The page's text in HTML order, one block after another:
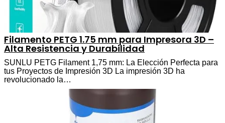
Filamento PETG 1.75 mm para Impresora 3D –
Alta Resistencia y Durabilidad
SUNLU PETG Filament 1,75 mm: La Elección Perfecta para
tus Proyectos de Impresión 3D La impresión 3D ha
revolucionado la…